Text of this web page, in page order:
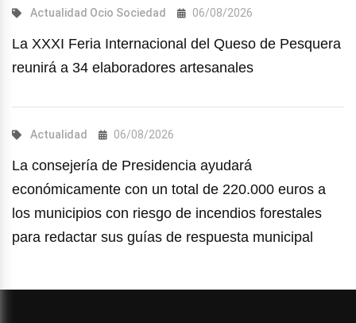
Actualidad Ocio Sociedad 06/08/2026
La XXXI Feria Internacional del Queso de Pesquera
reunirá a 34 elaboradores artesanales
Actualidad 06/08/2026
La consejería de Presidencia ayudará
económicamente con un total de 220.000 euros a
los municipios con riesgo de incendios forestales
para redactar sus guías de respuesta municipal